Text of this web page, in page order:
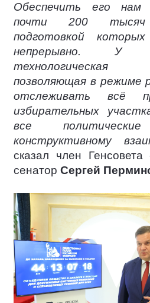
Обеспечить его нам
почти 200 тысяч
подготовкой
непрерывно. У
позволяющая в режиме
отслеживать всё
избирательных
все
конструктивному
сказал член
сенатор Сергей